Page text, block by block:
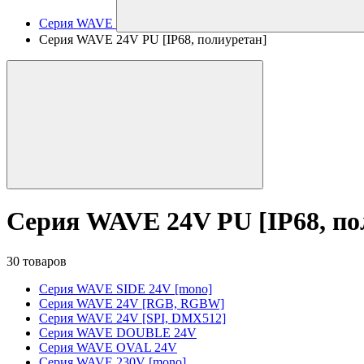
Серия WAVE
Серия WAVE 24V PU [IP68, полиуретан]
Серия WAVE 24V PU [IP68,
30 товаров
Серия WAVE SIDE 24V [mono]
Серия WAVE 24V [RGB, RGBW]
Серия WAVE 24V [SPI, DMX512]
Серия WAVE DOUBLE 24V
Серия WAVE OVAL 24V